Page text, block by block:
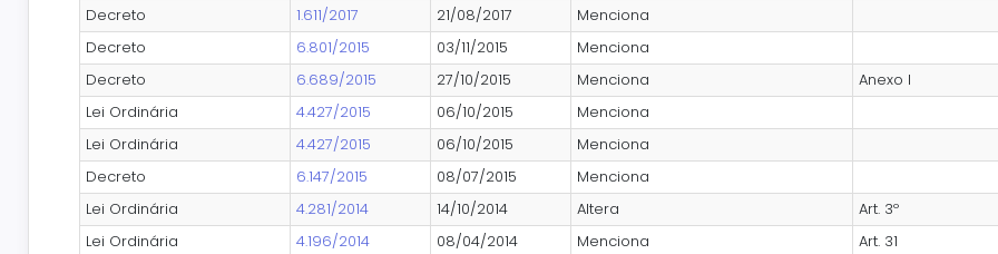
Decreto
1.611/2017 21/08/2017
Menciona
Decreto
6.801/2015 03/11/2015
Menciona
Decreto
6.689/2015 27/10/2015 Menciona
Anexo I
Lei Ordinária
4.427/2015 06/10/2015
Menciona
Lei Ordinária
4.427/2015 06/10/2015
Menciona
Decreto
6.147/2015 08/07/2015
Menciona
Lei Ordinária
4.281/2014 14/10/2014 Altera
Art. 3º
Lei Ordinária
4.196/2014 08/04/2014 Menciona Art. 31